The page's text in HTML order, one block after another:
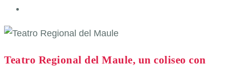
Teatro Regional del Maule, un coliseo con